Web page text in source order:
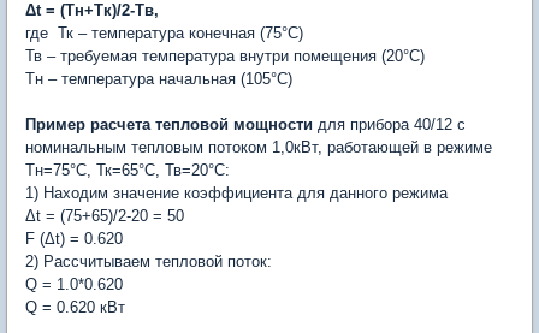
Δt = (Tн+Тк)/2-Тв,
где Тк – температура конечная (75°С)
Тв – требуемая температура внутри помещения (20°С)
Tн – температура начальная (105°С)
Пример расчета тепловой мощности для прибора 40/12 с
номинальным тепловым потоком 1,0кВт, работающей в режиме
Тн=75°С, Тк=65°С, Тв=20°С:
1) Находим значение коэффициента для данного режима
Δt = (75+65)/2-20 = 50
F (Δt) = 0.620
2) Рассчитываем тепловой поток:
Q = 1.0*0.620
Q = 0.620 кВт